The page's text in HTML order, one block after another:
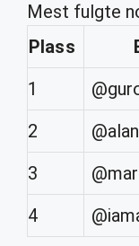
Mest fulgte
Plass
1
2
3
4